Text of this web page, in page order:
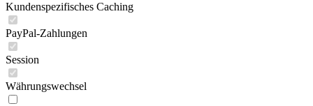
Kundenspezifisches Caching
PayPal-Zahlungen
Session
Währungswechsel